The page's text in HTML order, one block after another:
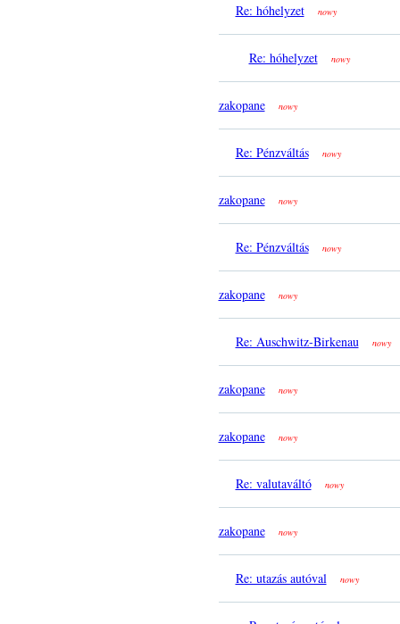
Re: hóhelyzet nowy
Re: hóhelyzet nowy
zakopane nowy
Re: Pénzváltás nowy
zakopane nowy
Re: Pénzváltás nowy
zakopane nowy
Re: Auschwitz-Birkenau nowy
zakopane nowy
zakopane nowy
Re: valutaváltó nowy
zakopane nowy
Re: utazás autóval nowy